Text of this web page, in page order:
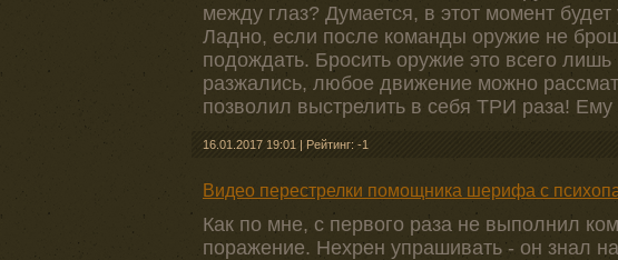
между глаз? Думается, в этот момент
Ладно, если после команды оружие не
подождать. Бросить оружие это всего
разжались, любое движение можно
позволил выстрелить в себя ТРИ раза! Ему
16.01.2017 19:01 | Рейтинг: -1
Видео перестрелки помощника шерифа с
Как по мне, с первого раза не выполнил
поражение. Нехрен упрашивать - он знал